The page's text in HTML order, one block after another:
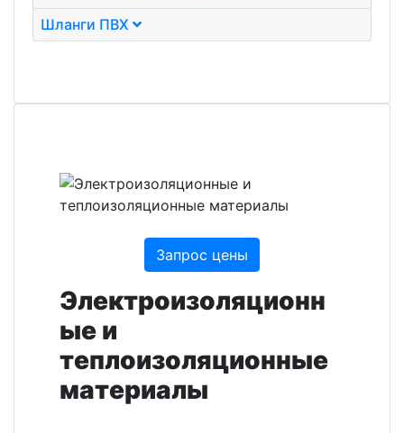
Шланги ПВХ
Запрос цены
Электроизоляционн
ые и
теплоизоляционные
материалы